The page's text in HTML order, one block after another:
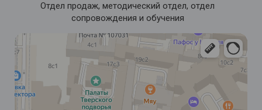
Отдел продаж, методический отдел, отдел
сопровождения и обучения